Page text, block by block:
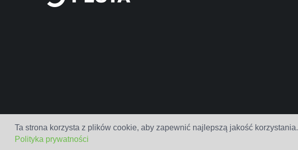
Ta strona korzysta z plików cookie, aby zapewnić najlepszą jakość korzystania.
Polityka prywatności